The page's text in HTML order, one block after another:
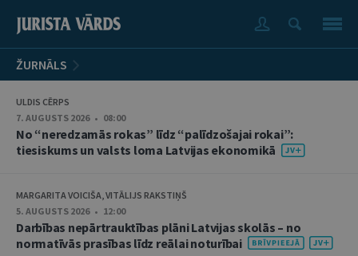
ŽURNĀLS
ULDIS CĒRPS
7. AUGUSTS 2026 • 08:00
No “neredzamās rokas” līdz “palīdzošajai rokai”:
tiesiskums un valsts loma Latvijas ekonomikā
MARGARITA VOICIŠA, VITĀLIJS RAKSTIŅŠ
5. AUGUSTS 2026 • 12:00
Darbības nepārtrauktības plāni Latvijas skolās – no
normatīvās prasības līdz reālai noturībai